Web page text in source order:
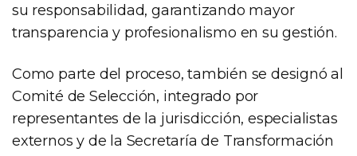
su responsabilidad, garantizando mayor
transparencia y profesionalismo en su gestión.
Como parte del proceso, también se designó al
Comité de Selección, integrado por
representantes de la jurisdicción, especialistas
externos y de la Secretaría de Transformación